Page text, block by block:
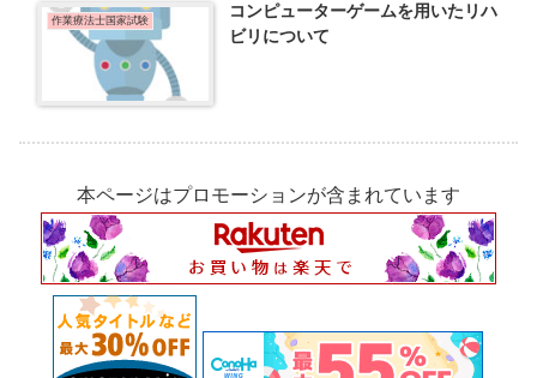
作業療法士国家試験
コンピューターゲームを用いたリハ
ビリについて
本ページはプロモーションが含まれています